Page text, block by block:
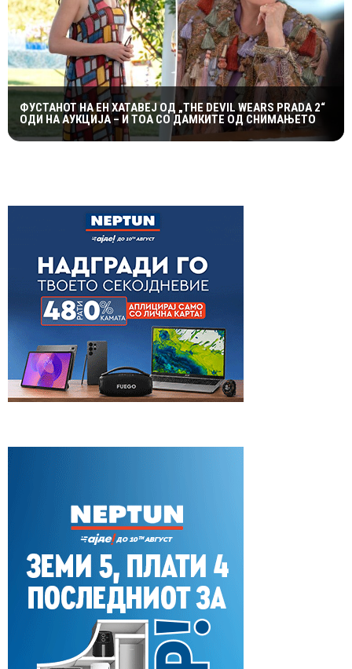
ФУСТАНОТ НА ЕН ХАТАВЕЈ ОД „THE DEVIL WEARS PRADA 2“
ОДИ НА АУКЦИЈА – И ТОА СО ДАМКИТЕ ОД СНИМАЊЕТО